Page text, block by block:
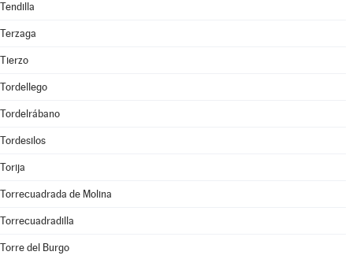
Tendilla
Terzaga
Tierzo
Tordellego
Tordelrábano
Tordesilos
Torija
Torrecuadrada de Molina
Torrecuadradilla
Torre del Burgo